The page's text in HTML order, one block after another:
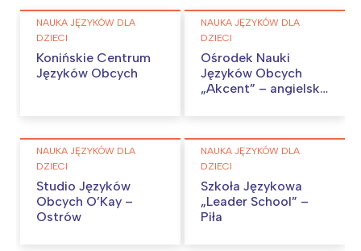
NAUKA JĘZYKÓW DLA
DZIECI
Konińskie Centrum
Języków Obcych
NAUKA JĘZYKÓW DLA
DZIECI
Ośrodek Nauki
Języków Obcych
„Akcent” – angielski,
NAUKA JĘZYKÓW DLA
DZIECI
Studio Języków
Obcych O’Kay –
Ostrów
NAUKA JĘZYKÓW DLA
DZIECI
Szkoła Językowa
„Leader School” –
Piła